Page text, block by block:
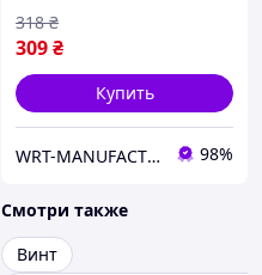
309₴
318 ₴
Купить
WRT-MANUFACTURING 98%
Смотри также
Винт